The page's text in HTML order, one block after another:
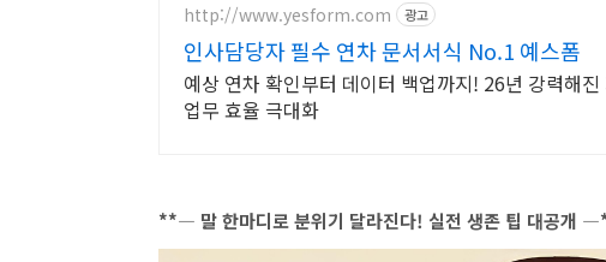
http://www.yesform.com 광고
인사담당자 필수 연차 문서서식 No.1 예스폼
예상 연차 확인부터 데이터 백업까지! 26년 강력해
업무 효율 극대화
**― 말 한마디로 분위기 달라진다! 실전 생존 팁 대공개